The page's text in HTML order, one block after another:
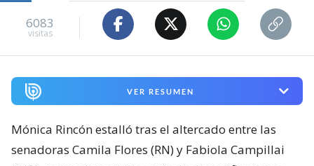
6083
visitas
VER RESUMEN
Mónica Rincón estalló tras el altercado entre las
senadoras Camila Flores (RN) y Fabiola Campillai